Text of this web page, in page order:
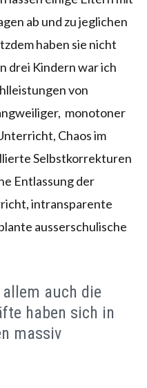
ab und zu jeglichen
haben sie nicht
drei Kindern war ich
von
monotoner
Chaos im
Selbstkorrekturen
Entlassung der
intransparente
ausserschulische
auch die
haben sich in
massiv